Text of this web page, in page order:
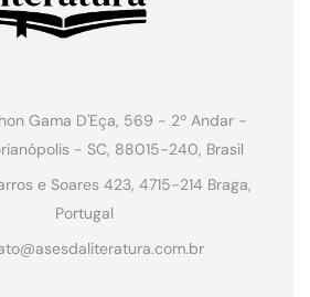
Gama D'Eça, 569 - 2º Andar -
- SC, 88015-240, Brasil
e Soares 423, 4715-214 Braga,
Portugal